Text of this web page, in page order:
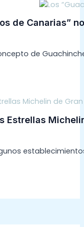
de Canarias”
de
Estrellas